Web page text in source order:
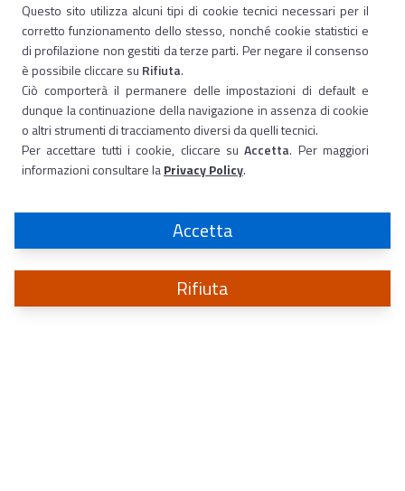
Questo sito utilizza alcuni tipi di cookie tecnici necessari per il
corretto funzionamento dello stesso, nonché cookie statistici e
di profilazione non gestiti da terze parti. Per negare il consenso
è possibile cliccare su Rifiuta.
Ciò comporterà il permanere delle impostazioni di default e
dunque la continuazione della navigazione in assenza di cookie
o altri strumenti di tracciamento diversi da quelli tecnici.
Per accettare tutti i cookie, cliccare suAccetta. Per maggiori
informazioni consultare laPrivacy Policy.
Accetta
Rifiuta